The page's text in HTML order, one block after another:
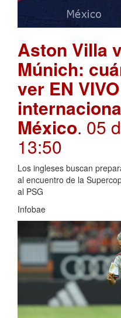
Aston Villa
Múnich:
ver EN
México. 05
13:50
Los ingleses buscan
al encuentro de la
al PSG
Infobae